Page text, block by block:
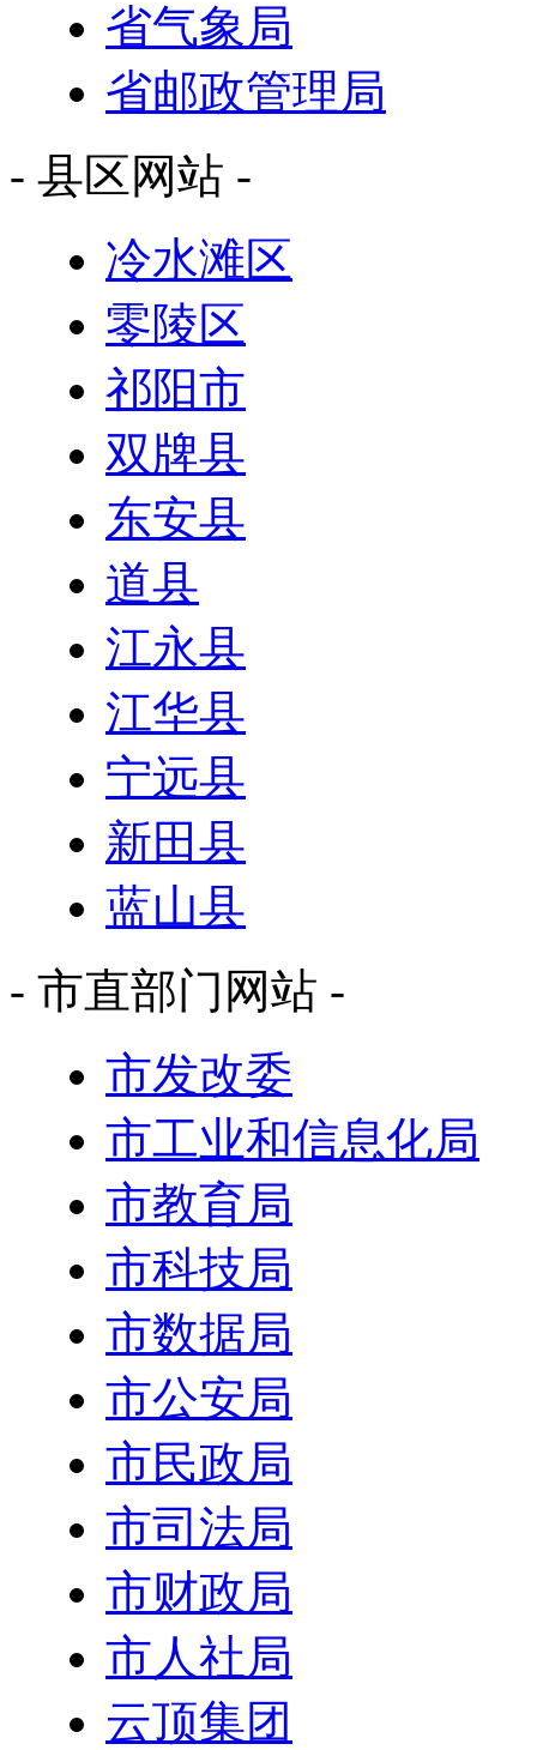
省气象局
省邮政管理局
- 县区网站 -
冷水滩区
零陵区
祁阳市
双牌县
东安县
道县
江永县
江华县
宁远县
新田县
蓝山县
- 市直部门网站 -
市发改委
市工业和信息化局
市教育局
市科技局
市数据局
市公安局
市民政局
市司法局
市财政局
市人社局
云顶集团